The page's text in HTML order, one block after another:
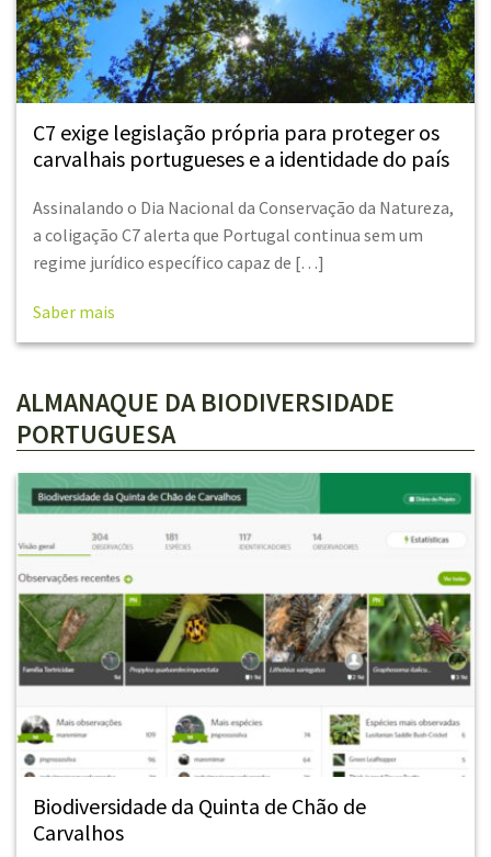
C7 exige legislação própria para proteger os
carvalhais portugueses e a identidade do país
Assinalando o Dia Nacional da Conservação da Natureza,
a coligação C7 alerta que Portugal continua sem um
regime jurídico específico capaz de […]
Saber mais
ALMANAQUE DA BIODIVERSIDADE
PORTUGUESA
Biodiversidade da Quinta de Chão de
Carvalhos